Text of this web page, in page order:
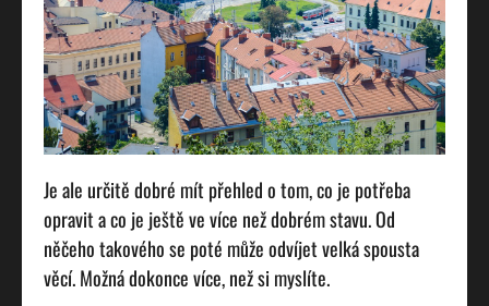
Je ale určitě dobré mít přehled o tom, co je potřeba
opravit a co je ještě ve více než dobrém stavu. Od
něčeho takového se poté může odvíjet velká spousta
věcí. Možná dokonce více, než si myslíte.